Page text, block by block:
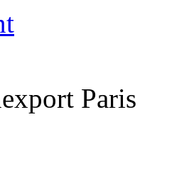
Paris